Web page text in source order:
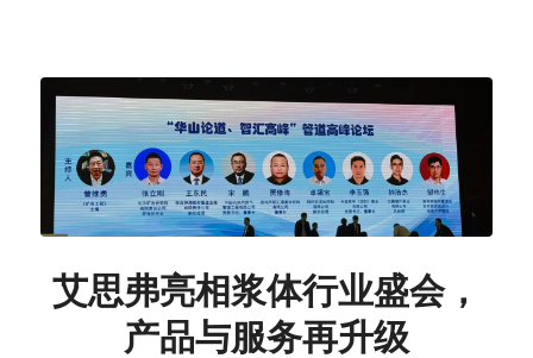
艾思弗亮相浆体行业盛会，
产品与服务再升级